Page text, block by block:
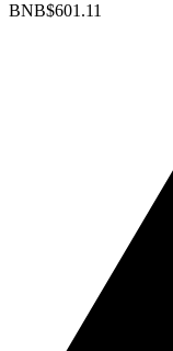
BNB$601.11